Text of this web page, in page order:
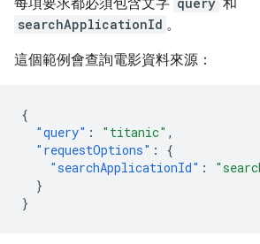
searchApplicationId 。
這個範例會查詢電影資料來源：
{
"query" : "titanic" ,
"requestOptions" :
{
"searchApplicationId" :
}
}